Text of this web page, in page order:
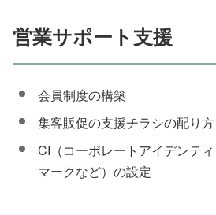
営業サポート支援
会員制度の構築
集客販促の支援チラシの配り方
CI（コーポレートアイデンテ
マークなど）の設定